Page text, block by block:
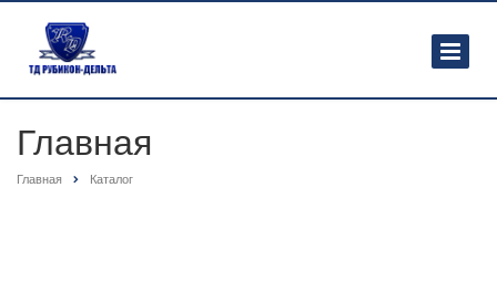
Главная
Главная Каталог